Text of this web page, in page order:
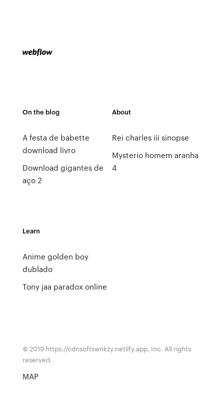
On the blog
A festa de babette
download livro
Download gigantes de
aço 2
About
Rei charles iii sinopse
Mysterio homem aranha
4
Learn
Anime golden boy
dublado
Tony jaa paradox online
© 2019 https://cdnsoftswnkzy.netlify.app, Inc. All rights
reserved.
MAP